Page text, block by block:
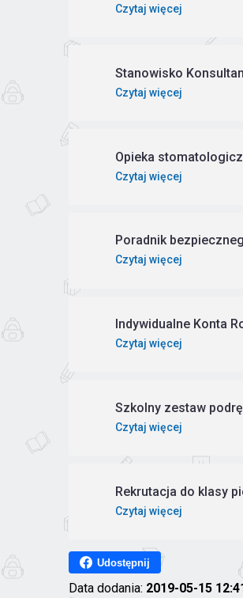
Czytaj więcej
Stanowisko
Czytaj więcej
Opieka
Czytaj więcej
Poradnik
Czytaj więcej
Indywidualne Konta
Czytaj więcej
Szkolny zestaw
Czytaj więcej
Rekrutacja do klasy
Czytaj więcej
Udostępnij
Data dodania: 2019-05-15